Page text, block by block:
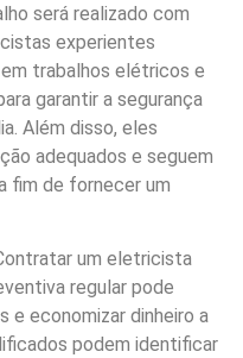
será realizado com
experientes
trabalhos elétricos e
garantir a segurança
Além disso, eles
adequados e seguem
fim de fornecer um
um eletricista
regular pode
e economizar dinheiro a
podem identificar